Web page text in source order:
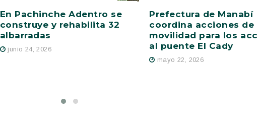
En Pachinche Adentro se
construye y rehabilita 32
albarradas
junio 24, 2026
Prefectura de Manabí
coordina acciones de
movilidad para los
al puente El Cady
mayo 22, 2026